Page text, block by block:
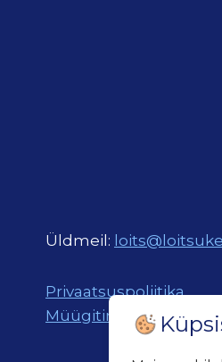
Üldmeil:
Privaatsuspoliitika
Müügitingimused